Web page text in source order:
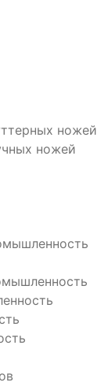
ножей
ножей